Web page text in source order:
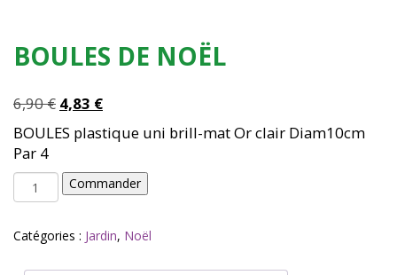
BOULES DE NOËL
6,90€ Le
prix
initial
6,90 €.
4,83 €Le
prix
actuel
4,83 €.
BOULES plastique uni brill-mat Or clair Diam10cm
Par 4
quantité
de
DE
Commander
Catégories : Jardin, Noël